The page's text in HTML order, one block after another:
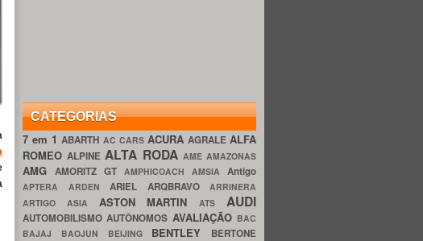
CATEGORIAS
7 em 1ABARTH AC CARS ACURA AGRALE ALFA
ROMEOALPINEALTA RODA AME AMAZONAS
AMG AMORITZ GT AMPHICOACH AMSIA Antigo
APTERA ARDEN ARIEL ARQBRAVO ARRINERA
ARTIGO ASIA ASTON MARTINATS AUDI
AUTOMOBILISMOAUTÔNOMOS AVALIAÇÃO BAC
BAJAJ BAOJUN BEIJING BENTLEY BERTONE